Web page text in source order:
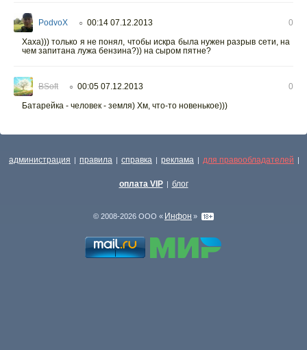
PodvoX ○ 00:14 07.12.2013
0
Хаха))) только я не понял, чтобы искра была нужен разрыв сети, на
чем запитана лужа бензина?)) на сыром пятне?
BSoft ○ 00:05 07.12.2013
0
Батарейка - человек - земля) Хм, что-то новенькое)))
администрация | правила | справка | реклама | для правообладателей |
оплата VIP | блог
© 2008-2026 ООО « Инфон »